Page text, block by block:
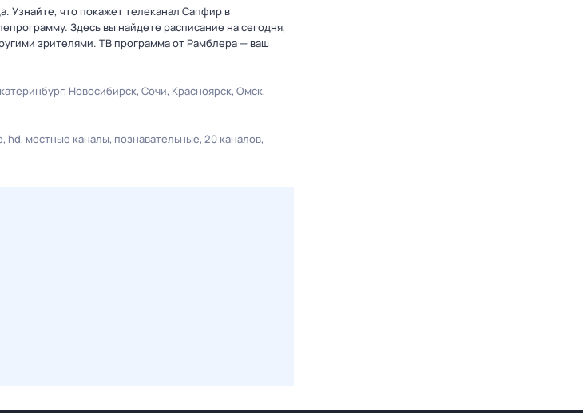
Узнайте, что покажет телеканал Сапфир в
Здесь вы найдете расписание на сегодня,
зрителями. ТВ программа от Рамблера — ваш
Новосибирск Сочи Красноярск Омск
hd местные каналы познавательные 20 каналов